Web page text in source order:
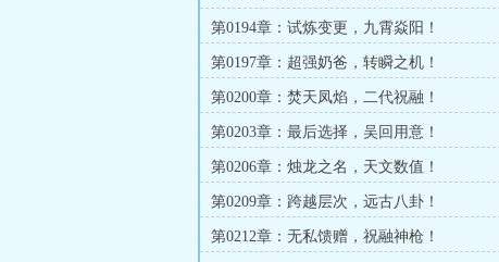
第0194章：试炼变更，九霄焱阳！
第0197章：超强奶爸，转瞬之机！
第0200章：焚天凤焰，二代祝融！
第0203章：最后选择，吴回用意！
第0206章：烛龙之名，天文数值！
第0209章：跨越层次，远古八卦！
第0212章：无私馈赠，祝融神枪！